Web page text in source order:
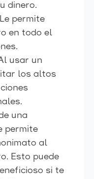
dinero.
permite
en todo el
usar un
los altos
una
permite
al
Esto puede
si te